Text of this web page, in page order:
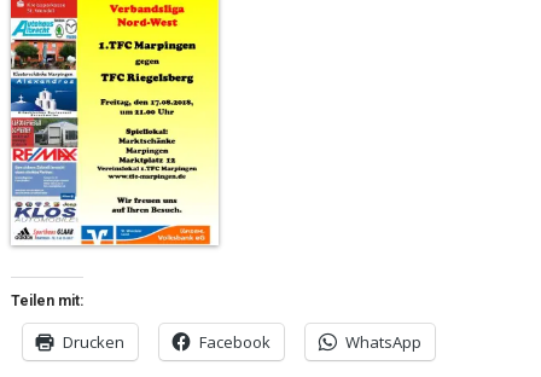
Teilen mit:
Drucken Facebook WhatsApp